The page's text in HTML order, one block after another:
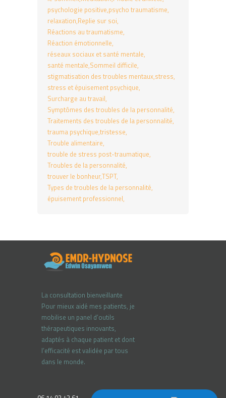
psychologie positive psycho traumatisme
relaxation Replie sur soi
Réactions au traumatisme
Réaction émotionnelle
réseaux sociaux et santé mentale
santé mentale Sommeil difficile
stigmatisation des troubles mentaux stress
stress et épuisement psychique
Surcharge au travail
Symptômes des troubles de la personnalité
Traitements des troubles de la personnalité
trauma psychique tristesse
Trouble alimentaire
trouble de stress post-traumatique
Troubles de la personnalité
trouver le bonheurTSPT
Types de troubles de la personnalité
épuisement professionnel
La consultation bienveillante
Pour mieux aidé mes patients, je
mobilise un panel d’outils
thérapeutiques innovants,
adaptés à chaque patient et dont
l’efficacité est validée par tous
dans le monde.